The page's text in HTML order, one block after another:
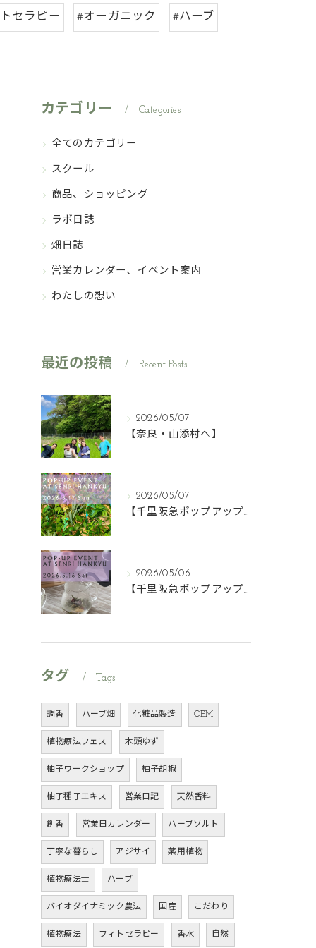
セラピー #オーガニック #ハーブ
カテゴリー Categories
全てのカテゴリー
スクール
商品、ショッピング
ラボ日誌
畑日誌
営業カレンダー、イベント案内
わたしの想い
最近の投稿 Recent Posts
2026/05/07
【奈良・山添村へ】
2026/05/07
【千里阪急ポップアップ】
2026/05/06
【千里阪急ポップアップ】
タグ Tags
調香 ハーブ畑 化粧品製造 OEM
植物療法フェス 木頭ゆず
柚子ワークショップ 柚子胡椒
柚子種子エキス 営業日記 天然香料
創香 営業日カレンダー ハーブソルト
丁寧な暮らし アジサイ 薬用植物
植物療法士 ハーブ
バイオダイナミック農法 国産 こだわり
植物療法 フィトセラピー 香水 自然